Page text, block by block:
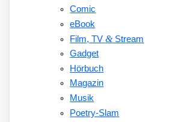
Comic
eBook
Film, TV&Stream
Gadget
Hörbuch
Magazin
Musik
Poetry-Slam